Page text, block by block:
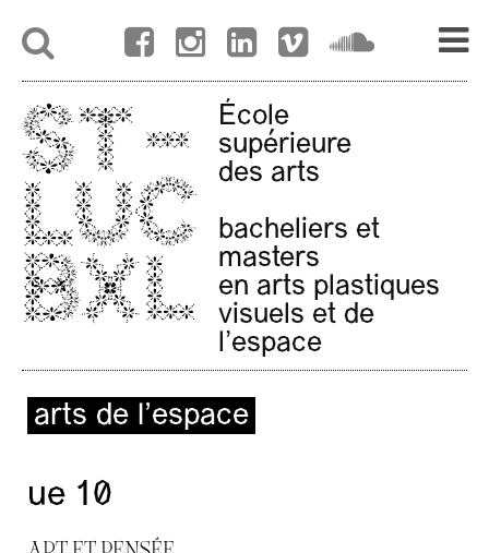
École
supérieure
des arts
bacheliers et
masters
en arts plastiques
visuels et de
l'espace
arts de l’espace
ue 10